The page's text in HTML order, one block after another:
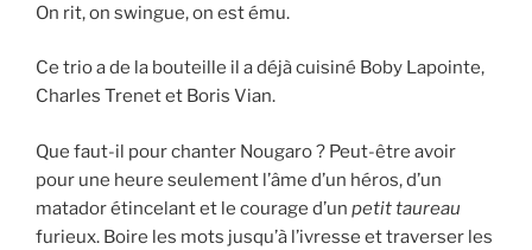
On rit, on swingue, on est ému.
Ce trio a de la bouteille il a déjà cuisiné Boby Lapointe,
Charles Trenet et Boris Vian.
Que faut-il pour chanter Nougaro ? Peut-être avoir
pour une heure seulement l’âme d’un héros, d’un
matador étincelant et le courage d’un petit taureau
furieux. Boire les mots jusqu’à l’ivresse et traverser les